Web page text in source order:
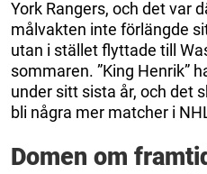
York Rangers, och det var
målvakten inte förlängde
utan i stället flyttade till
sommaren. ”King Henrik”
under sitt sista år, och det
bli några mer matcher i
Domen om